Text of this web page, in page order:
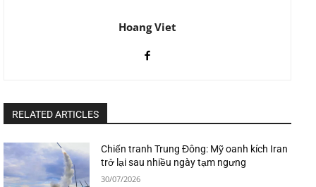
Hoang Viet
RELATED ARTICLES
Chiến tranh Trung Đông: Mỹ oanh kích Iran
trở lại sau nhiều ngày tạm ngưng
30/07/2026